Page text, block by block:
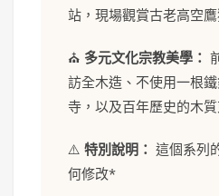
站，現場觀賞古老高空
⛪ 多元文化宗教美學：
訪全木造、不使用一根
寺，以及百年歷史的木質
⚠️ 特別說明： 這個系列
何修改*